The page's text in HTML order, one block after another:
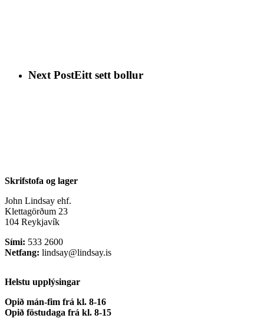
Next PostEitt sett bollur
Skrifstofa og lager
John Lindsay ehf.
Klettagörðum 23
104 Reykjavík
Sími: 533 2600
Netfang: lindsay@lindsay.is
Helstu upplýsingar
Opið mán-fim frá kl. 8-16
Opið föstudaga frá kl. 8-15